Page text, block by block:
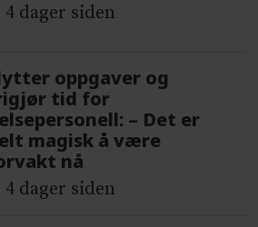
4 dager siden
oppgaver og
tid for
– Det er
magisk å være
nå
4 dager siden